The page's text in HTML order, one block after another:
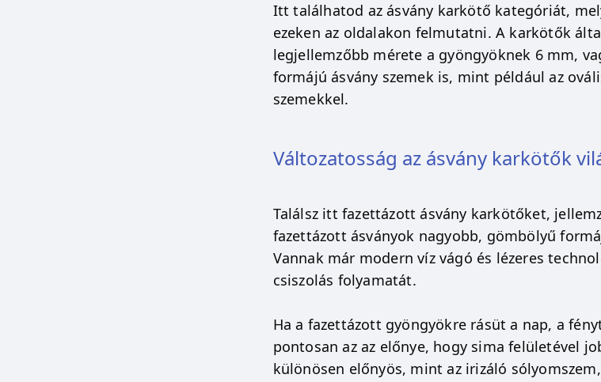
Itt találhatod az ásvány karkötő kategóriát,
ezeken az oldalakon felmutatni. A karkötők
legjellemzőbb mérete a gyöngyöknek 6 mm,
formájú ásvány szemek is, mint például az
szemekkel.
Változatosság az ásvány karkötők
Találsz itt fazettázott ásvány karkötőket,
fazettázott ásványok nagyobb, gömbölyű
Vannak már modern víz vágó és lézeres
csiszolás folyamatát.
Ha a fazettázott gyöngyökre rásüt a nap, a
pontosan az az előnye, hogy sima felületével
különösen előnyös, mint az irizáló